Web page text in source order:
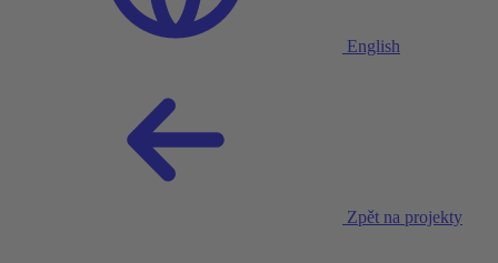
English
Zpět na projekty